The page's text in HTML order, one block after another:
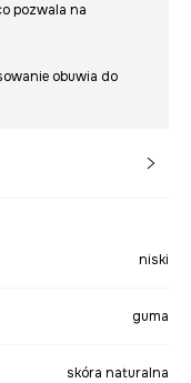
pozwala na
obuwia do
niski
guma
skóra naturalna